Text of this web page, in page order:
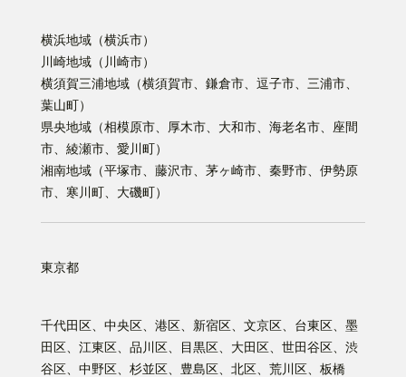
横浜地域（横浜市）
川崎地域（川崎市）
横須賀三浦地域（横須賀市、鎌倉市、逗子市、三浦市、
葉山町）
県央地域（相模原市、厚木市、大和市、海老名市、座間
市、綾瀬市、愛川町）
湘南地域（平塚市、藤沢市、茅ヶ崎市、秦野市、伊勢原
市、寒川町、大磯町）
東京都
千代田区、中央区、港区、新宿区、文京区、台東区、墨
田区、江東区、品川区、目黒区、大田区、世田谷区、渋
谷区、中野区、杉並区、豊島区、北区、荒川区、板橋